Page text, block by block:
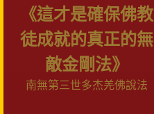
《這才是確保佛教
徒成就的真正的無
敵金剛法》
南無第三世多杰羌佛說法